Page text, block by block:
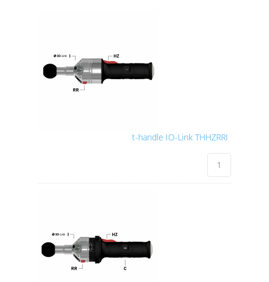
t-handle IO-Link THHZRRI